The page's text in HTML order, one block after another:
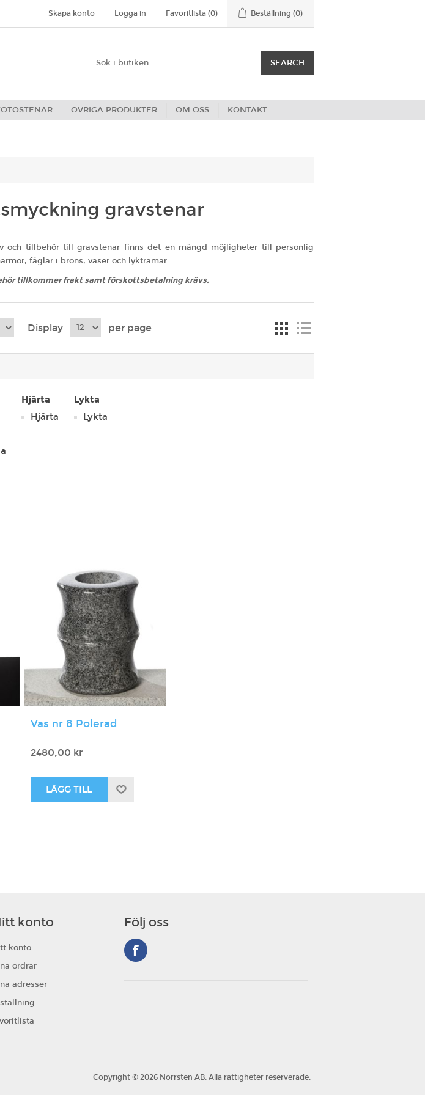
Skapa konto Logga in Favoritlista (0) Beställning (0)
ÖVRIGA PRODUKTER OM OSS KONTAKT
gravstenar
och tillbehör till gravstenar finns det en mängd möjligheter till personlig
fåglar i brons, vaser och lyktramar.
tillkommer frakt samt förskottsbetalning krävs.
Display per page
Hjärta
Hjärta
Lykta
Lykta
Vas nr 8 Polerad
2480,00 kr
konto
konto
ordrar
adresser
Följ oss
Copyright © 2026 Norrsten AB. Alla rättigheter reserverade.